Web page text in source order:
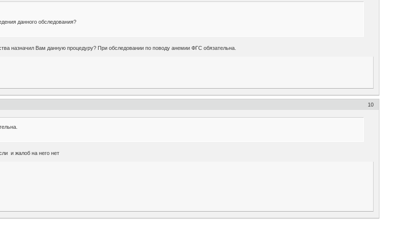
данного обследования?
назначил Вам данную процедуру? При обследовании по поводу анемии ФГС обязательна.
10
и жалоб на него нет